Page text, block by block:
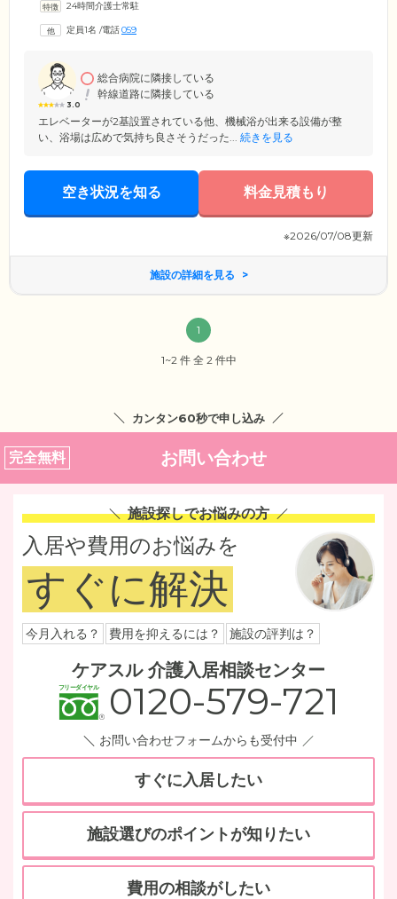
く、家族のような関係を築きやすい点が特長です。また、お一人おひと
お手伝いいただいています。ご自身で「できること」に精一杯取り組ん
ていただける環境です。
24時間介護士常駐
定員1名 /電話059
3.0
総合病院に隣接している
幹線道路に隣接している
エレベーターが2基設置されている他、機械浴が出来る設備が整
い、浴場は広めで気持ち良さそうだった... 続きを見る
空き状況を知る 料金見積もり
※2026/07/08更新
施設の詳細を見る
1
1~2 件 全 2 件中
カンタン60秒で申し込み
完全無料 お問い合わせ
施設探しでお悩みの方
入居や費用のお悩みを
すぐに解決
今月入れる？ 費用を抑えるには？ 施設の評判は？
ケアスル 介護入居相談センター
0120-579-721
お問い合わせフォームからも受付中
すぐに入居したい
施設選びのポイントが知りたい
費用の相談がしたい